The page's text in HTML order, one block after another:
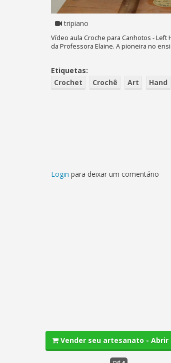
tripiano
Vídeo aula Croche para Canhotos - Left
da Professora Elaine. A pioneira no
Etiquetas:
Crochet
Crochê Art Hand
Login para deixar um comentário
Vender seu artesanato - Abrir